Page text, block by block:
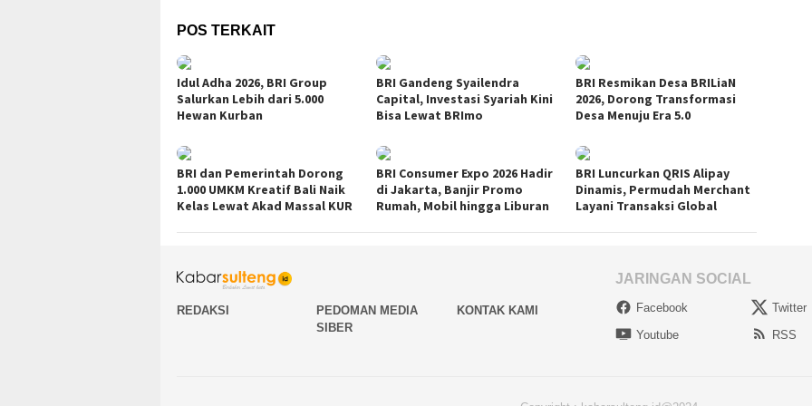
POS TERKAIT
Idul Adha 2026, BRI Group
Salurkan Lebih dari 5.000
Hewan Kurban
BRI Gandeng Syailendra
Capital, Investasi Syariah Kini
Bisa Lewat BRImo
BRI Resmikan Desa BRILiaN
2026, Dorong Transformasi
Desa Menuju Era 5.0
BRI dan Pemerintah Dorong
1.000 UMKM Kreatif Bali Naik
Kelas Lewat Akad Massal KUR
BRI Consumer Expo 2026 Hadir
di Jakarta, Banjir Promo
Rumah, Mobil hingga Liburan
BRI Luncurkan QRIS Alipay
Dinamis, Permudah Merchant
Layani Transaksi Global
REDAKSI
PEDOMAN MEDIA
SIBER
KONTAK KAMI
JARINGAN SOCIAL
Facebook Twitter
Youtube
RSS